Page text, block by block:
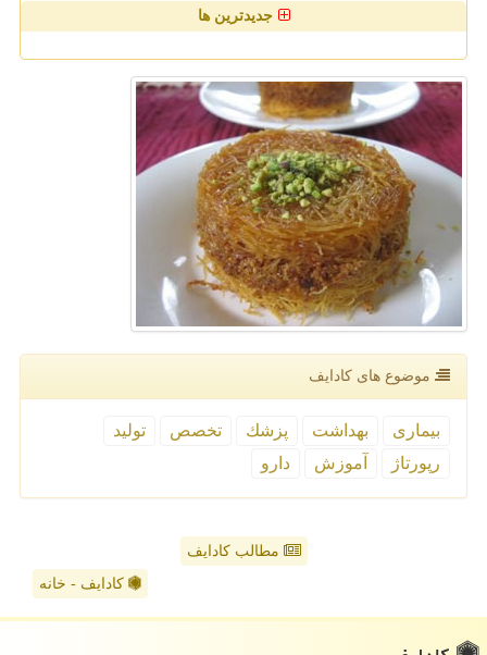
جدیدترین ها
موضوع های كادایف
بیماری بهداشت پزشك تخصص
تولید
رپورتاژ
آموزش دارو
مطالب کادایف
کادایف - خانه